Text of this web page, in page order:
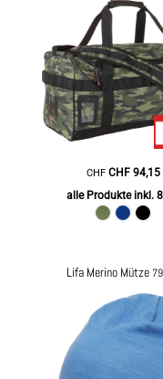
CHF CHF94,15
alle Produkte inkl.
Lifa Merino Mütze